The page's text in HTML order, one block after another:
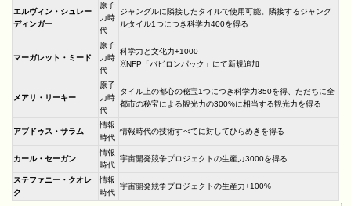
エルヴィン・シュレー
ディンガー
原子
力時
代
ジャングルに隣接したタイルで使用可能。隣接するジャング
ルタイル1つにつき科学力400を得る
マーガレット・ミード
原子
力時
代
科学力と文化力+1000
※NFP「バビロンパック」にて新規追加
メアリ・リーキー
原子
力時
代
タイル上の都心の秘宝1つにつき科学力350を得、ただちに全
都市の秘宝による観光力の300%に相当する観光力を得る
アブドゥス・サラム
情報
時代
情報時代の技術すべてに対してひらめきを得る
カール・セーガン
情報
時代
宇宙開発競争プロジェクトの生産力3000を得る
ステファニー・クオレ
ク
情報
時代
宇宙開発競争プロジェクトの生産力+100%